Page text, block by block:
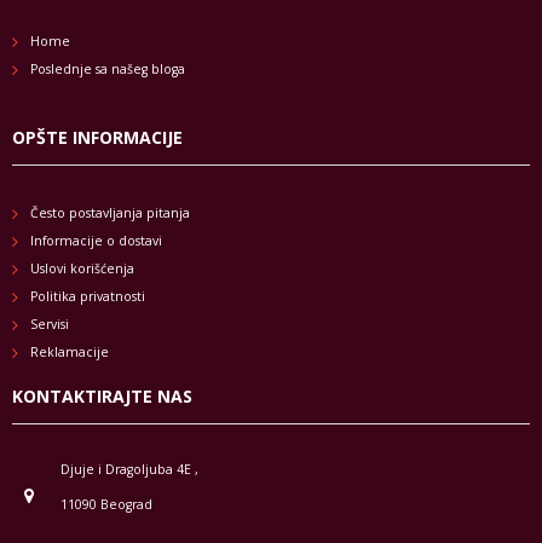
Home
Poslednje sa našeg bloga
OPŠTE INFORMACIJE
Često postavljanja pitanja
Informacije o dostavi
Uslovi korišćenja
Politika privatnosti
Servisi
Reklamacije
KONTAKTIRAJTE NAS
Djuje i Dragoljuba 4E ,
11090 Beograd